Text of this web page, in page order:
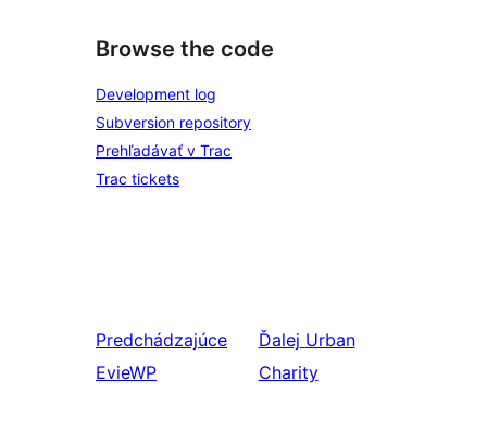
Browse the code
Development log
Subversion repository
Prehľadávať v Trac
Trac tickets
Predchádzajúce
EvieWP
Ďalej Urban
Charity